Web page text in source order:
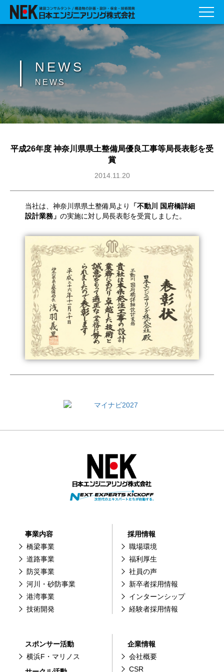
NEWS
NEWS
平成26年度 神奈川県県土整備局優良工事等局長表彰を受
賞
2014.11.20
当社は、神奈川県県土整備局より
「不動川 国府橋詳細
設計業務」 の実施に対し局長表彰を受賞しました。
事業内容
橋梁事業
道路事業
防災事業
河川・砂防事業
港湾事業
技術開発
採用情報
職場環境
福利厚生
社員の声
新卒者採用情報
インターンシップ
経験者採用情報
スポンサー活動
横浜F・マリノス
企業情報
会社概要
CSR